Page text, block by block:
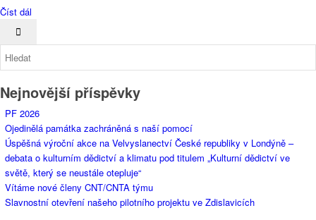
Číst dál
Nejnovější příspěvky
PF 2026
Ojedinělá památka zachráněná s naší pomocí
Úspěšná výroční akce na Velvyslanectví České republiky v Londýně –
debata o kulturním dědictví a klimatu pod titulem „Kulturní dědictví ve
světě, který se neustále otepluje“
Vítáme nové členy CNT/CNTA týmu
Slavnostní otevření našeho pilotního projektu ve Zdislavicích